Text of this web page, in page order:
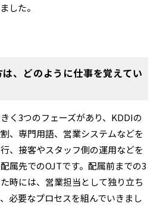
した。
、どのように仕事を覚えてい
く3つのフェーズがあり、KDDIの
、専門用語、営業システムなどを
、接客やスタッフ側の運用などを
属先でのOJTです。配属前までの3
時には、営業担当として独り立ち
必要なプロセスを組んでいきまし